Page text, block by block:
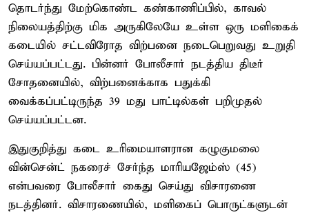
தொடர்ந்து மேற்கொண்ட கண்காணிப்பில், காவல்
நிலையத்திற்கு மிக அருகிலேயே உள்ள ஒரு மளிகைக்
கடையில் சட்டவிரோத விற்பனை நடைபெறுவது உறுதி
செய்யப்பட்டது. பின்னர் போலீசார் நடத்திய திடீர்
சோதனையில், விற்பனைக்காக பதுக்கி
வைக்கப்பட்டிருந்த 39 மது பாட்டில்கள் பறிமுதல்
செய்யப்பட்டன.
இதுகுறித்து கடை உரிமையாளரான கழுகுமலை
வின்சென்ட் நகரைச் சேர்ந்த மாரியஜேம்ஸ் (45)
என்பவரை போலீசார் கைது செய்து விசாரணை
நடத்தினர். விசாரணையில், மளிகைப் பொருட்களுடன்